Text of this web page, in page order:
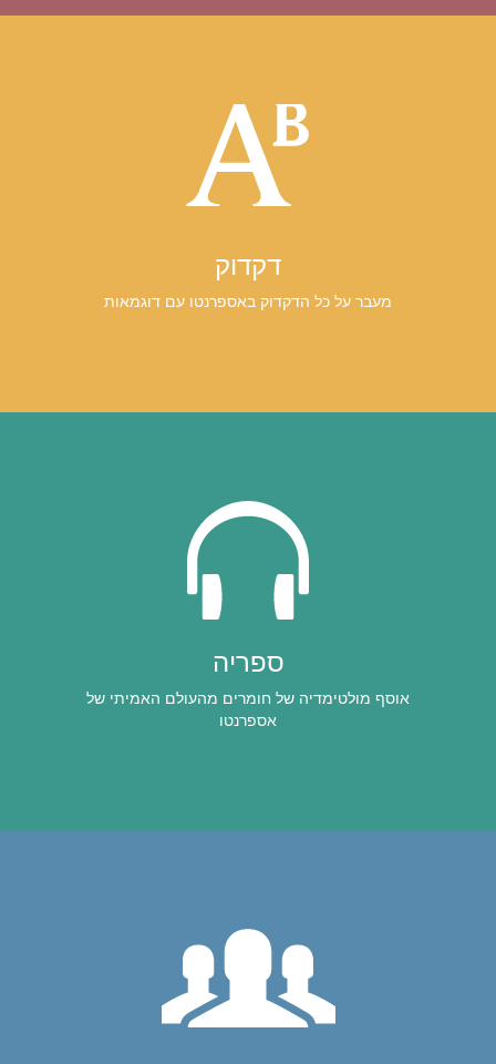
דקדוק
מעבר על כל הדקדוק באספרנטו עם דוגמאות
ספריה
אוסף מולטימדיה של חומרים מהעולם האמיתי של
אספרנטו